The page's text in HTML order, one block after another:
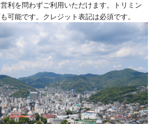
利を問わずご利用いただけます。トリミン
可能です。クレジット表記は必須です。
も適用されます。